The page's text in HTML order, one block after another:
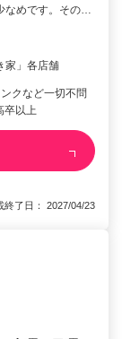
なめです。その…
家」各店舗
クなど一切不問
卒以上
了日： 2027/04/23